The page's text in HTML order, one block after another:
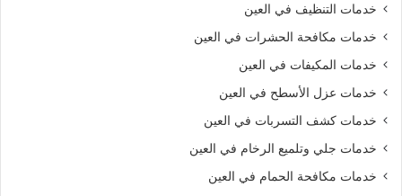
خدمات التنظيف في العين
خدمات مكافحة الحشرات في العين
خدمات المكيفات في العين
خدمات عزل الأسطح في العين
خدمات كشف التسربات في العين
خدمات جلي وتلميع الرخام في العين
خدمات مكافحة الحمام في العين